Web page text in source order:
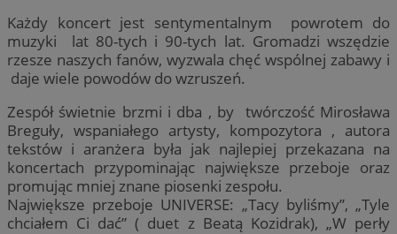
Każdy koncert jest sentymentalnym powrotem do
muzyki lat 80-tych i 90-tych lat. Gromadzi wszędzie
rzesze naszych fanów, wyzwala chęć wspólnej zabawy i
daje wiele powodów do wzruszeń.
Zespół świetnie brzmi i dba , by twórczość Mirosława
Breguły, wspaniałego artysty, kompozytora , autora
tekstów i aranżera była jak najlepiej przekazana na
koncertach przypominając największe przeboje oraz
promując mniej znane piosenki zespołu.
Największe przeboje UNIVERSE: „Tacy byliśmy”, „Tyle
chciałem Ci dać” ( duet z Beatą Kozidrak), „W perły